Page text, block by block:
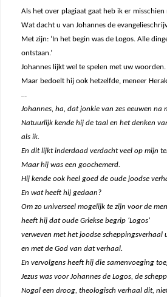
Als het over plagiaat gaat heb ik er
Wat dacht u van Johannes de
Met zijn: ‘In het begin was de Logos. Alle
ontstaan.’
Johannes lijkt wel te spelen met uw woorden.
Maar bedoelt hij ook hetzelfde, meneer
…
Johannes, ha, dat jonkie van zes eeuwen na
Natuurlijk kende hij de taal en het denken
als ik.
En dit lijkt inderdaad verdacht veel op mijn
Maar hij was een goochemerd.
Hij kende ook heel goed de oude joodse
En wat heeft hij gedaan?
Om zo universeel mogelijk te zijn voor de
heeft hij dat oude Griekse begrip ‘Logos’
verweven met het joodse scheppingsverhaal
en met de God van dat verhaal.
En vervolgens heeft hij die samenvoeging
Jezus was voor Johannes de Logos, de
Nogal een droog, theologisch verhaal dit,